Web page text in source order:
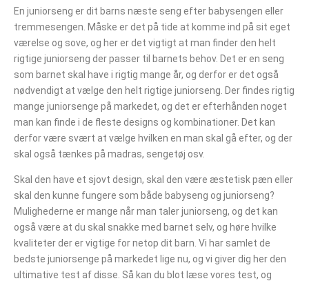
En juniorseng er dit barns næste seng efter babysengen eller
tremmesengen. Måske er det på tide at komme ind på sit eget
værelse og sove, og her er det vigtigt at man finder den helt
rigtige juniorseng der passer til barnets behov. Det er en seng
som barnet skal have i rigtig mange år, og derfor er det også
nødvendigt at vælge den helt rigtige juniorseng. Der findes rigtig
mange juniorsenge på markedet, og det er efterhånden noget
man kan finde i de fleste designs og kombinationer. Det kan
derfor være svært at vælge hvilken en man skal gå efter, og der
skal også tænkes på madras, sengetøj osv.
Skal den have et sjovt design, skal den være æstetisk pæn eller
skal den kunne fungere som både babyseng og juniorseng?
Mulighederne er mange når man taler juniorseng, og det kan
også være at du skal snakke med barnet selv, og høre hvilke
kvaliteter der er vigtige for netop dit barn. Vi har samlet de
bedste juniorsenge på markedet lige nu, og vi giver dig her den
ultimative test af disse. Så kan du blot læse vores test, og